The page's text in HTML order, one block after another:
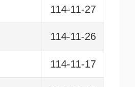
114-11-27
114-11-26
114-11-17